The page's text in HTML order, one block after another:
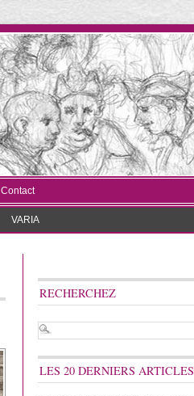
Contact
VARIA
RECHERCHEZ
LES 20 DERNIERS ARTICLES